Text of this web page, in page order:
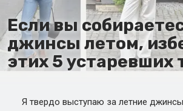
It
De
Если вы
джинсы летом,
этих 5 устаревших
Я твердо выступаю за летние